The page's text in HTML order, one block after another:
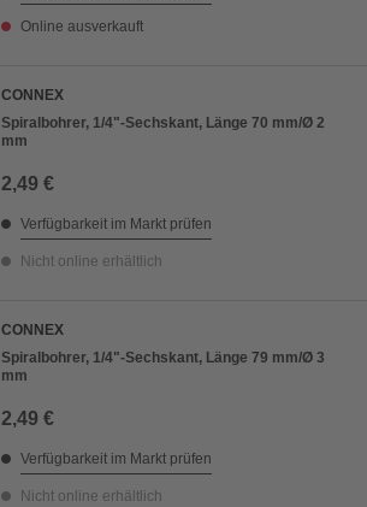
Online ausverkauft
CONNEX
Spiralbohrer, 1/4"-Sechskant, Länge 70 mm/Ø 2
mm
2,49 €
Verfügbarkeit im Markt prüfen
Nicht online erhältlich
CONNEX
Spiralbohrer, 1/4"-Sechskant, Länge 79 mm/Ø 3
mm
2,49 €
Verfügbarkeit im Markt prüfen
Nicht online erhältlich